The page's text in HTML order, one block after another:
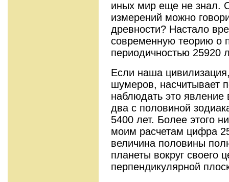
иных мир еще не знал.
измерений можно
древности? Настало
современную теорию о
периодич­ностью 25920
Если наша
шумеров, насчитывает
наблюдать это
два с половиной
5400 лет. Более этого
моим расчетам цифра
величина половины
планеты вокруг своего
перпендикулярной